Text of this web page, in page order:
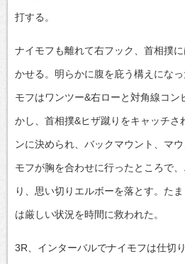
打する。
ナイモフも離れて右フック、首相撲
かせる。明らかに腹を庇う構えにな
モフはワンツー&右ローと対角線コン
かし、首相撲&ヒザ蹴りをキャッチさ
ンに決められ、バックマウント、マ
モフが胸を合わせに行ったところで
り、思い切りエルボーを落とす。た
は厳しい状況を時間に救われた。
3R、インターバルでナイモフは仕切